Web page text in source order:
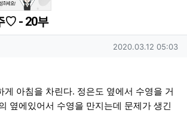
♡ - 20부
작성일
2020.03.12 05:03
게 아침을 차린다. 정은도 옆에서 수영을 거
옆에있어서 수영을 만지는데 문제가 생긴